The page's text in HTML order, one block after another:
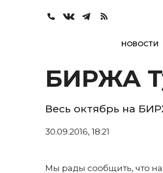
НОВОСТИ
БИРЖА
Весь октябрь на
30.09.2016, 18:21
Мы рады сообщить, что